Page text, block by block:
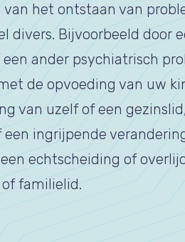
van het ontstaan van
divers. Bijvoorbeeld door
een ander psychiatrisch
de opvoeding van uw
van uzelf of een
ingrijpende
echtscheiding of
familielid.